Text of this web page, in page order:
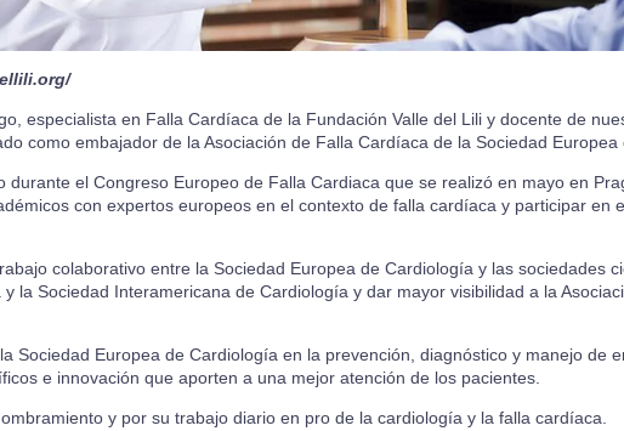
especialista en Falla Cardíaca de la Fundación Valle del Lili y docente de
como embajador de la Asociación de Falla Cardíaca de la Sociedad Europea
durante el Congreso Europeo de Falla Cardiaca que se realizó en mayo en
con expertos europeos en el contexto de falla cardíaca y participar en
colaborativo entre la Sociedad Europea de Cardiología y las sociedades
la Sociedad Interamericana de Cardiología y dar mayor visibilidad a la
Sociedad Europea de Cardiología en la prevención, diagnóstico y manejo de
e innovación que aporten a una mejor atención de los pacientes.
y por su trabajo diario en pro de la cardiología y la falla cardíaca.